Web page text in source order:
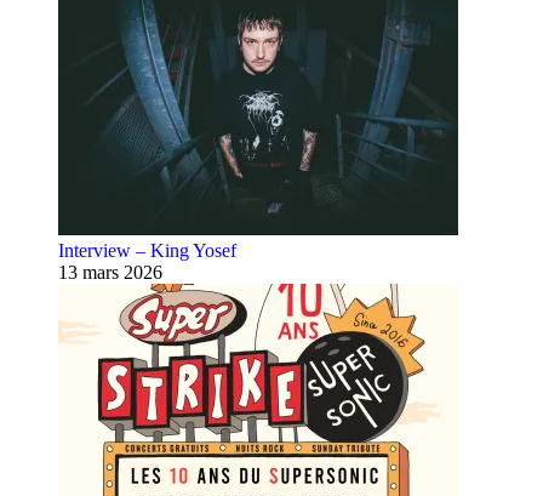
Interview – King Yosef
13 mars 2026